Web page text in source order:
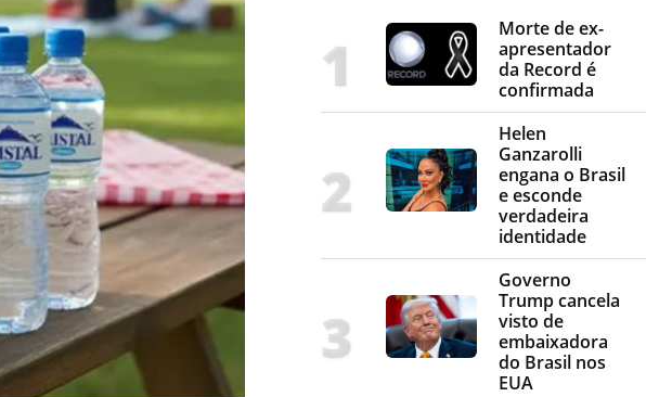
Morte de ex-
apresentador
da Record é
confirmada
Helen
Ganzarolli
engana o Brasil
e esconde
verdadeira
identidade
Governo
Trump cancela
visto de
embaixadora
do Brasil nos
EUA